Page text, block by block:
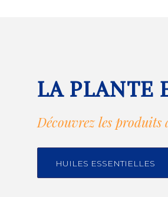
LA PLANTE
Découvrez les produits
HUILES ESSENTIELLES